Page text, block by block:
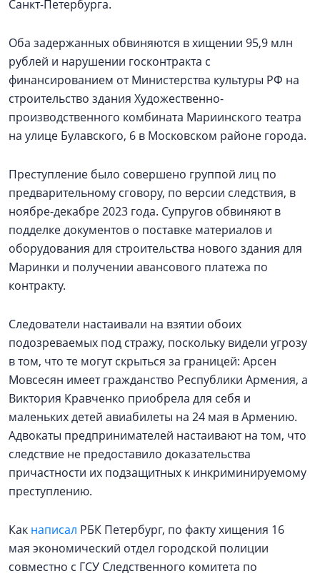
Санкт-Петербурга.
Оба задержанных обвиняются в хищении 95,9 млн
рублей и нарушении госконтракта с
финансированием от Министерства культуры РФ на
строительство здания Художественно-
производственного комбината Мариинского театра
на улице Булавского, 6 в Московском районе города.
Преступление было совершено группой лиц по
предварительному сговору, по версии следствия, в
ноябре-декабре 2023 года. Супругов обвиняют в
подделке документов о поставке материалов и
оборудования для строительства нового здания для
Маринки и получении авансового платежа по
контракту.
Следователи настаивали на взятии обоих
подозреваемых под стражу, поскольку видели угрозу
в том, что те могут скрыться за границей: Арсен
Мовсесян имеет гражданство Республики Армения, а
Виктория Кравченко приобрела для себя и
маленьких детей авиабилеты на 24 мая в Армению.
Адвокаты предпринимателей настаивают на том, что
следствие не предоставило доказательства
причастности их подзащитных к инкриминируемому
преступлению.
Как написал РБК Петербург, по факту хищения 16
мая экономический отдел городской полиции
совместно с ГСУ Следственного комитета по